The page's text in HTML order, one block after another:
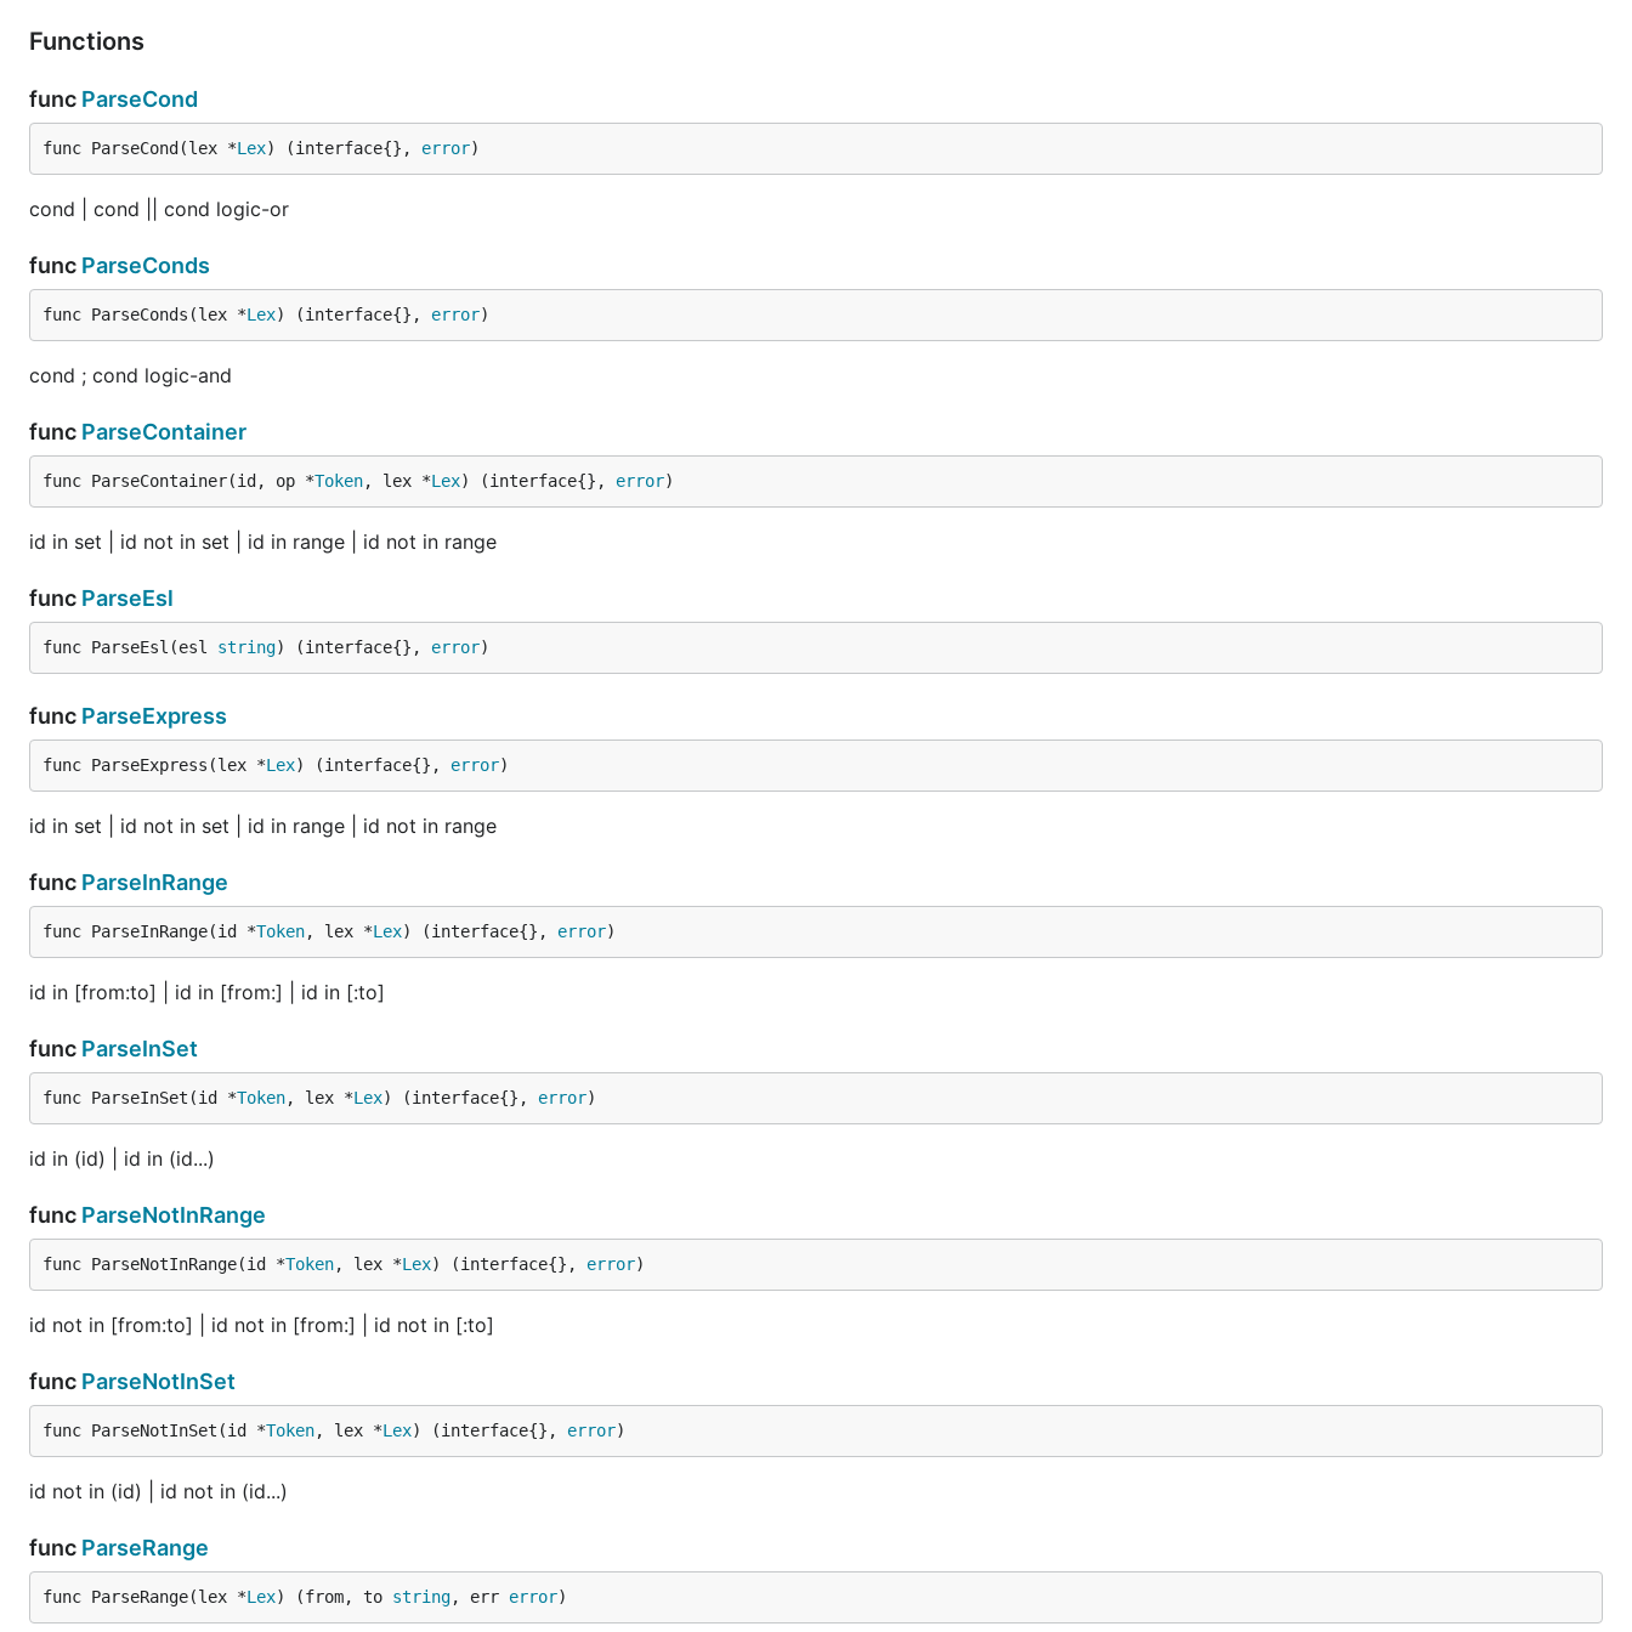
"city" not in ("ShenZhen");
"platform" in ("Android");
}
Functions
func ParseCond
func ParseCond(lex *Lex) (interface{}, error)
cond | cond || cond logic-or
func ParseConds
func ParseConds(lex *Lex) (interface{}, error)
cond ; cond logic-and
func ParseContainer
func ParseContainer(id, op *Token, lex *Lex) (interface{}, error)
id in set | id not in set | id in range | id not in range
func ParseEsl
func ParseEsl(esl string) (interface{}, error)
func ParseExpress
func ParseExpress(lex *Lex) (interface{}, error)
id in set | id not in set | id in range | id not in range
func ParseInRange
func ParseInRange(id *Token, lex *Lex) (interface{}, error)
id in [from:to] | id in [from:] | id in [:to]
func ParseInSet
func ParseInSet(id *Token, lex *Lex) (interface{}, error)
id in (id) | id in (id...)
func ParseNotInRange
func ParseNotInRange(id *Token, lex *Lex) (interface{}, error)
id not in [from:to] | id not in [from:] | id not in [:to]
func ParseNotInSet
func ParseNotInSet(id *Token, lex *Lex) (interface{}, error)
id not in (id) | id not in (id...)
func ParseRange
func ParseRange(lex *Lex) (from, to string, err error)